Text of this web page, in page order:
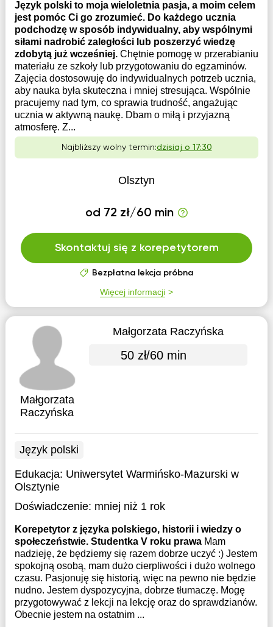
Język polski to moja wieloletnia pasja, a moim celem
jest pomóc Ci go zrozumieć. Do każdego ucznia
podchodzę w sposób indywidualny, aby wspólnymi
siłami nadrobić zaległości lub poszerzyć wiedzę
zdobytą już wcześniej. Chętnie pomogę w przerabianiu
materiału ze szkoły lub przygotowaniu do egzaminów.
Zajęcia dostosowuję do indywidualnych potrzeb ucznia,
aby nauka była skuteczna i mniej stresująca. Wspólnie
pracujemy nad tym, co sprawia trudność, angażując
ucznia w aktywną naukę. Dbam o miłą i przyjazną
atmosferę. Z...
Najbliższy wolny termin:dzisiaj o 17:30
Olsztyn
od 72 zł/60 min
Skontaktuj się z korepetytorem
Bezpłatna lekcja próbna
Więcej informacji
Małgorzata
Raczyńska
Małgorzata Raczyńska
50 zł/60 min
Język polski
Edukacja: Uniwersytet Warmińsko-Mazurski w
Olsztynie
Doświadczenie: mniej niż 1 rok
Korepetytor z języka polskiego, historii i wiedzy o
społeczeństwie. Studentka V roku prawa Mam
nadzieję, że będziemy się razem dobrze uczyć :) Jestem
spokojną osobą, mam dużo cierpliwości i dużo wolnego
czasu. Pasjonuję się historią, więc na pewno nie będzie
nudno. Jestem dyspozycyjna, dobrze tłumaczę. Mogę
przygotowywać z lekcji na lekcję oraz do sprawdzianów.
Obecnie jestem na ostatnim ...